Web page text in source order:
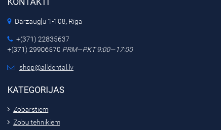
Dārzaugļu 1-108, Rīga
+(371) 22835637
+(371) 29906570 PRM—PKT 9:00—17:00
shop@alldental.lv
KATEGORIJAS
Zobārstiem
Zobu tehniķiem